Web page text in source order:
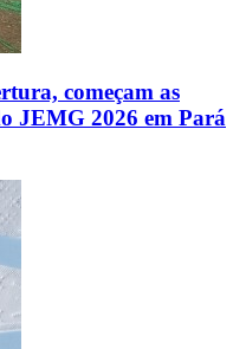
começam as
JEMG 2026 em Pará